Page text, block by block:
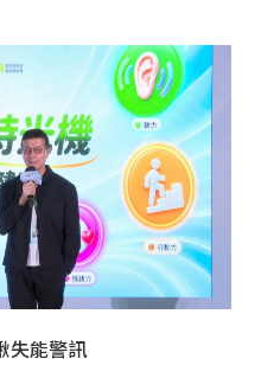
失能警訊